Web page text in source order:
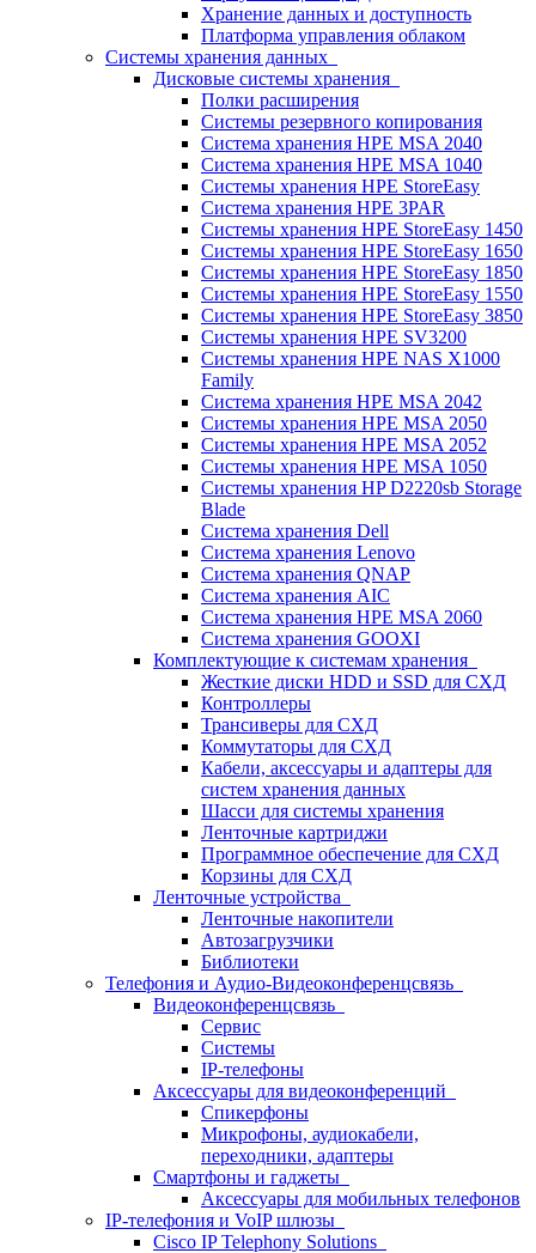
Хранение данных и доступность
Платформа управления облаком
Системы хранения данных
Дисковые системы хранения
Полки расширения
Системы резервного копирования
Система хранения HPE MSA 2040
Система хранения HPE MSA 1040
Системы хранения HPE StoreEasy
Система хранения HPE 3PAR
Системы хранения HPE StoreEasy 1450
Системы хранения HPE StoreEasy 1650
Системы хранения HPE StoreEasy 1850
Системы хранения HPE StoreEasy 1550
Системы хранения HPE StoreEasy 3850
Системы хранения HPE SV3200
Системы хранения HPE NAS X1000
Family
Система хранения HPE MSA 2042
Системы хранения HPE MSA 2050
Системы хранения HPE MSA 2052
Системы хранения HPE MSA 1050
Системы хранения HP D2220sb Storage
Blade
Система хранения Dell
Система хранения Lenovo
Система хранения QNAP
Система хранения AIC
Система хранения HPE MSA 2060
Система хранения GOOXI
Комплектующие к системам хранения
Жесткие диски HDD и SSD для СХД
Контроллеры
Трансиверы для СХД
Коммутаторы для СХД
Кабели, аксессуары и адаптеры для
систем хранения данных
Шасси для системы хранения
Ленточные картриджи
Программное обеспечение для СХД
Корзины для СХД
Ленточные устройства
Ленточные накопители
Автозагрузчики
Библиотеки
Телефония и Аудио-Видеоконференцсвязь
Видеоконференцсвязь
Сервис
Системы
IP-телефоны
Аксессуары для видеоконференций
Спикерфоны
Микрофоны, аудиокабели,
переходники, адаптеры
Смартфоны и гаджеты
Аксессуары для мобильных телефонов
IP-телефония и VoIP шлюзы
Cisco IP Telephony Solutions